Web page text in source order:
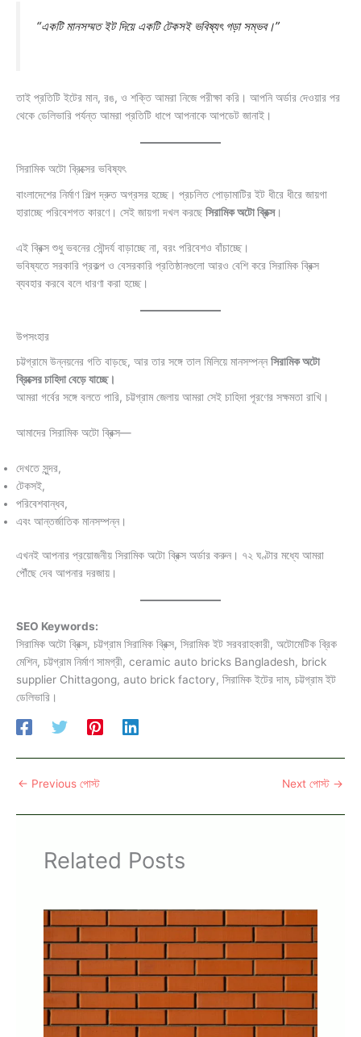
“একটি মানসম্মত ইট দিয়ে একটি টেকসই ভবিষ্যৎ গড়া সম্ভব।”
তাই প্রতিটি ইটের মান, রঙ, ও শক্তি আমরা নিজে পরীক্ষা করি। আপনি অর্ডার দেওয়ার পর
থেকে ডেলিভারি পর্যন্ত আমরা প্রতিটি ধাপে আপনাকে আপডেট জানাই।
সিরামিক অটো ব্রিক্সের ভবিষ্যৎ
বাংলাদেশের নির্মাণ শিল্প দ্রুত অগ্রসর হচ্ছে। প্রচলিত পোড়ামাটির ইট ধীরে ধীরে জায়গা
হারাচ্ছে পরিবেশগত কারণে। সেই জায়গা দখল করছে সিরামিক অটো ব্রিক্স।
এই ব্রিক্স শুধু ভবনের সৌন্দর্য বাড়াচ্ছে না, বরং পরিবেশও বাঁচাচ্ছে।
ভবিষ্যতে সরকারি প্রকল্প ও বেসরকারি প্রতিষ্ঠানগুলো আরও বেশি করে সিরামিক ব্রিক্স
ব্যবহার করবে বলে ধারণা করা হচ্ছে।
উপসংহার
চট্টগ্রামে উন্নয়নের গতি বাড়ছে, আর তার সঙ্গে তাল মিলিয়ে মানসম্পন্ন সিরামিক অটো
ব্রিক্সের চাহিদা বেড়ে যাচ্ছে।
আমরা গর্বের সঙ্গে বলতে পারি, চট্টগ্রাম জেলায় আমরা সেই চাহিদা পূরণের সক্ষমতা রাখি।
আমাদের সিরামিক অটো ব্রিক্স—
দেখতে সুন্দর,
টেকসই,
পরিবেশবান্ধব,
এবং আন্তর্জাতিক মানসম্পন্ন।
এখনই আপনার প্রয়োজনীয় সিরামিক অটো ব্রিক্স অর্ডার করুন। ৭২ ঘণ্টার মধ্যে আমরা
পৌঁছে দেব আপনার দরজায়।
SEO Keywords:
সিরামিক অটো ব্রিক্স, চট্টগ্রাম সিরামিক ব্রিক্স, সিরামিক ইট সরবরাহকারী, অটোমেটিক ব্রিক
মেশিন, চট্টগ্রাম নির্মাণ সামগ্রী, ceramic auto bricks Bangladesh, brick
supplier Chittagong, auto brick factory, সিরামিক ইটের দাম, চট্টগ্রাম ইট
ডেলিভারি।
← Previous পোস্ট Next পোস্ট →
Related Posts